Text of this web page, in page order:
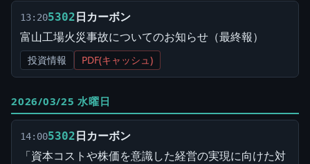
13:205302日カーボン
富山工場火災事故についてのお知らせ（最終報）
投資情報 PDF(キャッシュ)
2026/03/25 水曜日
14:005302日カーボン
「資本コストや株価を意識した経営の実現に向けた対